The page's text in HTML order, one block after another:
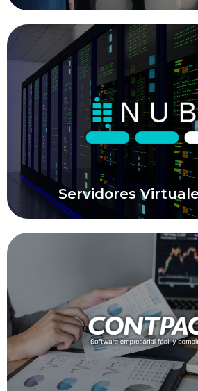
Soporte Técnico de
Asistencia técnica y
y correctivo para garantizar el
óptimo de sistemas y
Soporte Técnico
Servidores
Servidores
Provisión y administración
virtuales para asegurar la
seguridad de la
Conocer Soluciones